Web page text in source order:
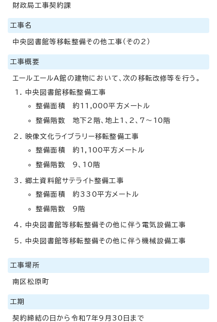
財政局工事契約課
工事名
中央図書館等移転整備その他工事（その2）
工事概要
エールエールA館の建物において、次の移転改修等を行う。
中央図書館移転整備工事
整備面積 約11,000平方メートル
整備階数 地下2階、地上1、2、7～10階
映像文化ライブラリー移転整備工事
整備面積 約1,100平方メートル
整備階数 9、10階
郷土資料館サテライト整備工事
整備面積 約330平方メートル
整備階数 9階
中央図書館等移転整備その他に伴う電気設備工事
中央図書館等移転整備その他に伴う機械設備工事
工事場所
南区松原町
工期
契約締結の日から令和7年9月30日まで